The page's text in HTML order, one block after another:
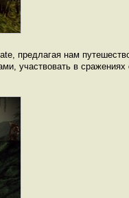
предлагая нам
участвовать в